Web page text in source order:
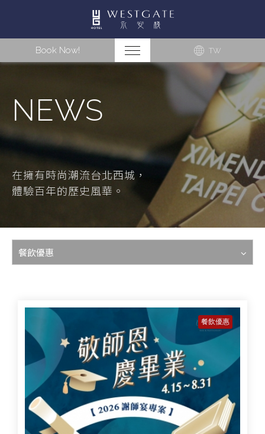
NEWS
在擁有時尚潮流台北西城，
體驗百年的歷史風華。
餐飲優惠
餐飲優惠
Book Now! TW